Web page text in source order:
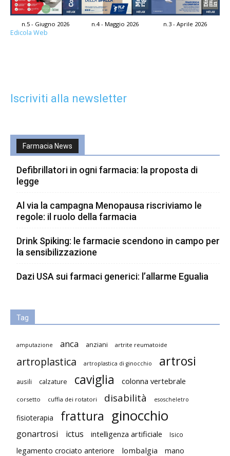
n.5 - Giugno 2026 n.4 - Maggio 2026 n.3 - Aprile 2026
Edicola Web
Iscriviti alla newsletter
Farmacia News
Defibrillatori in ogni farmacia: la proposta di
legge
Al via la campagna Menopausa riscriviamo le
regole: il ruolo della farmacia
Drink Spiking: le farmacie scendono in campo per
la sensibilizzazione
Dazi USA sui farmaci generici: l’allarme Egualia
Tag
amputazione anca anziani artrite reumatoide
artroplastica artroplastica di ginocchio artrosi
ausili calzature caviglia colonna vertebrale
corsetto cuffia dei rotatori disabilità esoscheletro
fisioterapia frattura ginocchio
gonartrosi ictus intelligenza artificiale Isico
legamento crociato anteriore lombalgia
mano